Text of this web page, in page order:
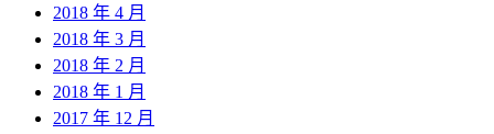
2018 年 4 月
2018 年 3 月
2018 年 2 月
2018 年 1 月
2017 年 12 月